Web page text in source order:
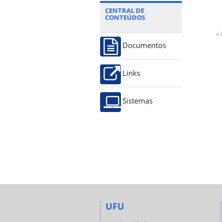
CENTRAL DE
CONTEÚDOS
Documentos
Links
Sistemas
«
UFU